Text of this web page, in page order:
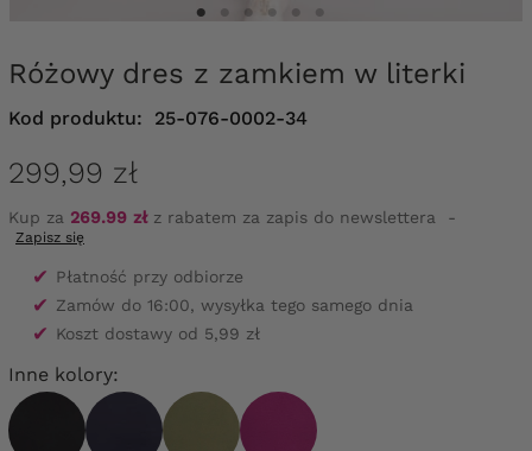
Różowy dres z zamkiem w literki
Kod produktu: 25-076-0002-34
299,99 zł
Kup za 269.99 złz rabatem za zapis do newslettera -
Zapisz się
✔ Płatność przy odbiorze
✔ Zamów do 16:00, wysyłka tego samego dnia
✔ Koszt dostawy od 5,99 zł
Inne kolory: